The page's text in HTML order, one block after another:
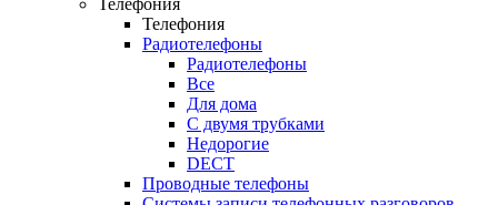
Телефония
Телефония
Радиотелефоны
Радиотелефоны
Все
Для дома
С двумя трубками
Недорогие
DECT
Проводные телефоны